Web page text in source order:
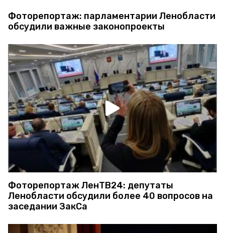
Фоторепортаж: парламентарии Ленобласти
обсудили важные законопроекты
Фоторепортаж ЛенТВ24: депутаты
Ленобласти обсудили более 40 вопросов на
заседании ЗакСа